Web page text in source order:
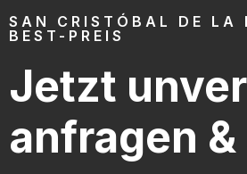
SAN CRISTÓBAL DE LA
BEST-PREIS
Jetzt
anfragen